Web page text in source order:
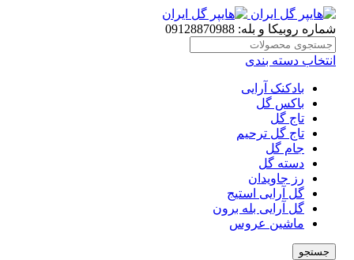
شماره روبیکا و بله: 09128870988
انتخاب دسته بندی
بادکنک آرایی
باکس گل
تاج گل
تاج گل ترحیم
جام گل
دسته گل
رز جاویدان
گل آرایی استیج
گل آرایی بله برون
ماشین عروس
جستجو